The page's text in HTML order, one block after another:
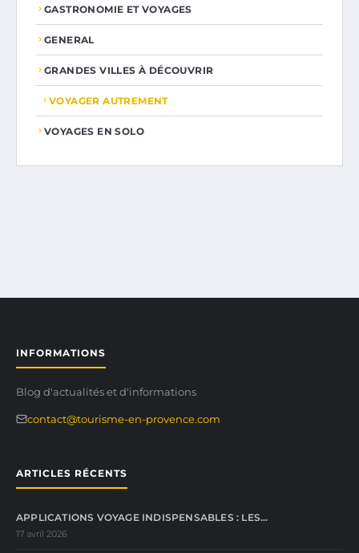
GASTRONOMIE ET VOYAGES
GENERAL
GRANDES VILLES À DÉCOUVRIR
VOYAGER AUTREMENT
VOYAGES EN SOLO
INFORMATIONS
Blog d'actualités et d'informations
contact@tourisme-en-provence.com
ARTICLES RÉCENTS
APPLICATIONS VOYAGE INDISPENSABLES : LES…
17 avril 2026